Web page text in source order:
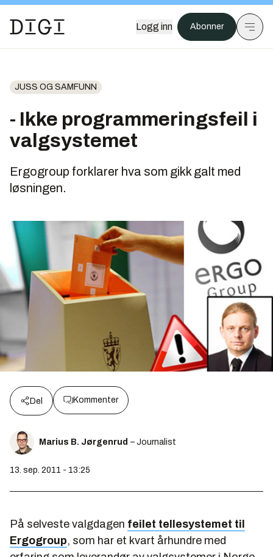
Logg inn Abonner
JUSS OG SAMFUNN
- Ikke program­meringsfeil i
valgsystemet
Ergogroup forklarer hva som gikk galt med
løsningen.
Del Kommenter
Marius B. Jørgenrud – Journalist
13. sep. 2011 - 13:25
På selveste valgdagen feilet tellesystemet til
Ergogroup, som har et kvart århundre med